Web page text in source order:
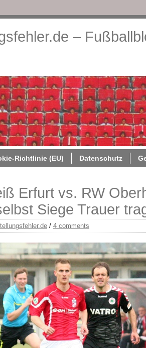
–
Richtlinie (EU) Datenschutz
Erfurt vs. RW
Siege Trauer
/ 4 comments